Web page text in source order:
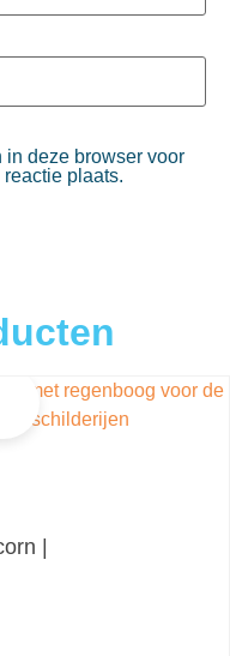
in deze browser voor
plaats.
|